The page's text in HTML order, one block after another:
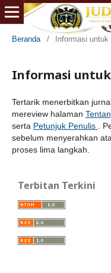
Beranda / Informasi
Informasi
Tertarik menerbitkan
mereview halaman
serta Petunjuk Penulis .
sebelum menyerahkan
proses lima langkah.
Terbitan Terkini